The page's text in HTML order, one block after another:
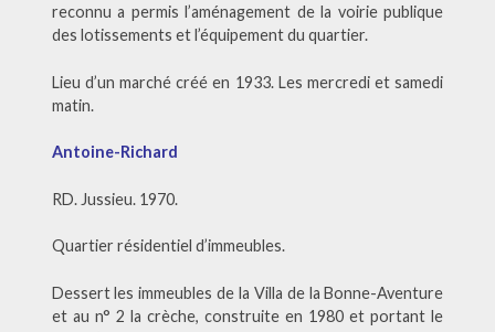
reconnu a permis l’aménagement de la voirie publique
des lotissements et l’équipement du quartier.
Lieu d’un marché créé en 1933. Les mercredi et samedi
matin.
Antoine-Richard
RD. Jussieu. 1970.
Quartier résidentiel d’immeubles.
Dessert les immeubles de la Villa de la Bonne-Aventure
et au n° 2 la crèche, construite en 1980 et portant le